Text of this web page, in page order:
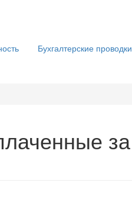
Бухгалтерские проводки
за